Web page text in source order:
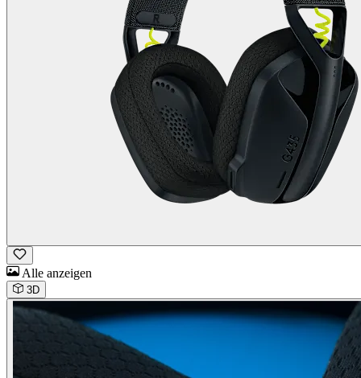
Alle anzeigen
3D